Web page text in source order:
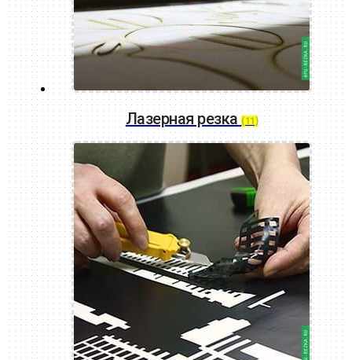
Лазерная резка(11)